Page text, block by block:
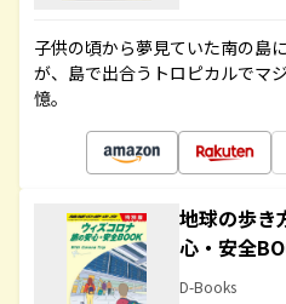
子供の頃から夢見ていた南の島
が、島で出合うトロピカルでマ
憶。
地球の歩き
心・安全
D-Books